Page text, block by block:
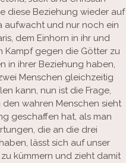
diese Beziehung wieder auf
aufwacht und nur noch ein
dem Einhorn in ihr und
Kampf gegen die Götter zu
in ihrer Beziehung haben,
Menschen gleichzeitig
kann, nun ist die Frage,
wahren Menschen sieht
geschaffen hat, als man
die an die drei
lässt sich auf unser
kümmern und zieht damit